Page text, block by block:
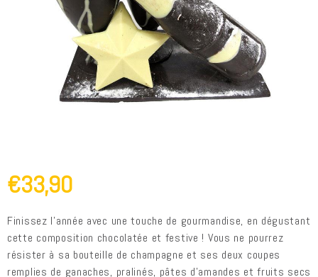
€33,90
Finissez l’année avec une touche de gourmandise, en dégustant
cette composition chocolatée et festive ! Vous ne pourrez
résister à sa bouteille de champagne et ses deux coupes
remplies de ganaches, pralinés, pâtes d’amandes et fruits secs